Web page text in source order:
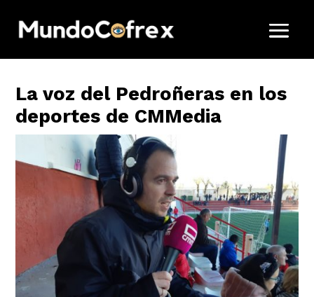
La voz del Pedroñeras en los
deportes de CMMedia